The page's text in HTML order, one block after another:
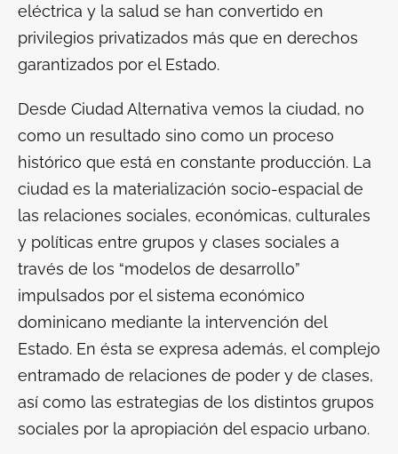
eléctrica y la salud se han convertido en
privilegios privatizados más que en derechos
garantizados por el Estado.
Desde Ciudad Alternativa vemos la ciudad, no
como un resultado sino como un proceso
histórico que está en constante producción. La
ciudad es la materialización socio-espacial de
las relaciones sociales, económicas, culturales
y políticas entre grupos y clases sociales a
través de los “modelos de desarrollo”
impulsados por el sistema económico
dominicano mediante la intervención del
Estado. En ésta se expresa además, el complejo
entramado de relaciones de poder y de clases,
así como las estrategias de los distintos grupos
sociales por la apropiación del espacio urbano.